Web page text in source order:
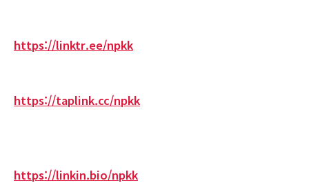
https://linktr.ee/npkk
https://taplink.cc/npkk
https://linkin.bio/npkk